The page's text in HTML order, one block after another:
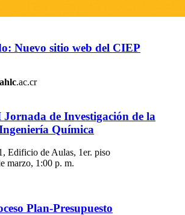
Nuevo sitio web del CIEP
ahlc.ac.cr
de Investigación de la
Química
Edificio de Aulas, 1er. piso
marzo, 1:00 p. m.
Plan-Presupuesto